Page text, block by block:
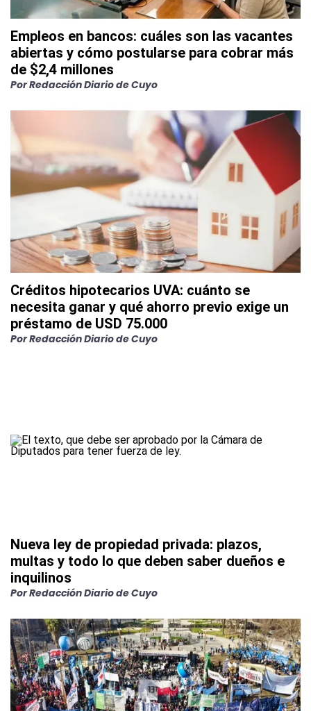
Empleos en bancos: cuáles son las vacantes
abiertas y cómo postularse para cobrar más
de $2,4 millones
PorRedacción Diario de Cuyo
Créditos hipotecarios UVA: cuánto se
necesita ganar y qué ahorro previo exige un
préstamo de USD 75.000
PorRedacción Diario de Cuyo
Nueva ley de propiedad privada: plazos,
multas y todo lo que deben saber dueños e
inquilinos
PorRedacción Diario de Cuyo